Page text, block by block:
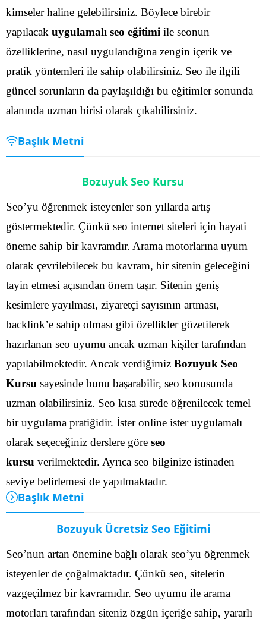
kimseler haline gelebilirsiniz. Böylece birebir
yapılacak uygulamalı seo eğitimi ile seonun
özelliklerine, nasıl uygulandığına zengin içerik ve
pratik yöntemleri ile sahip olabilirsiniz. Seo ile ilgili
güncel sorunların da paylaşıldığı bu eğitimler sonunda
alanında uzman birisi olarak çıkabilirsiniz.
Başlık Metni
Bozuyuk Seo Kursu
Seo’yu öğrenmek isteyenler son yıllarda artış
göstermektedir. Çünkü seo internet siteleri için hayati
öneme sahip bir kavramdır. Arama motorlarına uyum
olarak çevrilebilecek bu kavram, bir sitenin geleceğini
tayin etmesi açısından önem taşır. Sitenin geniş
kesimlere yayılması, ziyaretçi sayısının artması,
backlink’e sahip olması gibi özellikler gözetilerek
hazırlanan seo uyumu ancak uzman kişiler tarafından
yapılabilmektedir. Ancak verdiğimiz Bozuyuk Seo
Kursu sayesinde bunu başarabilir, seo konusunda
uzman olabilirsiniz. Seo kısa sürede öğrenilecek temel
bir uygulama pratiğidir. İster online ister uygulamalı
olarak seçeceğiniz derslere göre seo
kursu verilmektedir. Ayrıca seo bilginize istinaden
seviye belirlemesi de yapılmaktadır.
Başlık Metni
Bozuyuk Ücretsiz Seo Eğitimi
Seo’nun artan önemine bağlı olarak seo’yu öğrenmek
isteyenler de çoğalmaktadır. Çünkü seo, sitelerin
vazgeçilmez bir kavramıdır. Seo uyumu ile arama
motorları tarafından siteniz özgün içeriğe sahip, yararlı